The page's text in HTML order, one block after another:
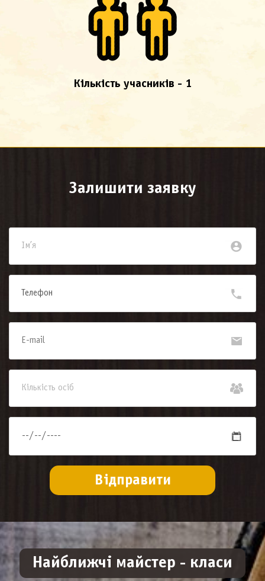
Кількість учасників - 1
Залишити заявку
Найближчі майстер - класи